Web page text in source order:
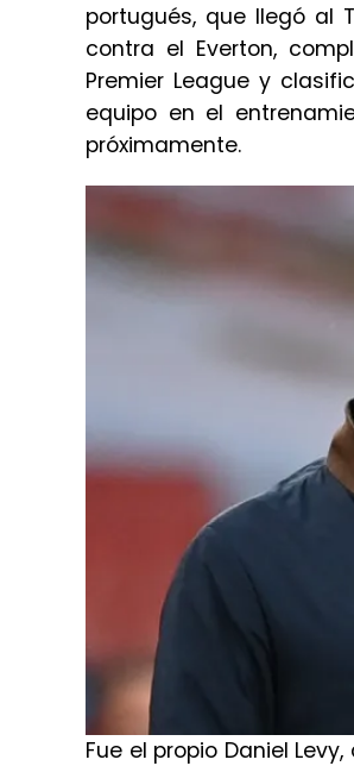
portugués, que llegó al
contra el Everton,
Premier League y
equipo en el
próximamente.
Fue el propio Daniel